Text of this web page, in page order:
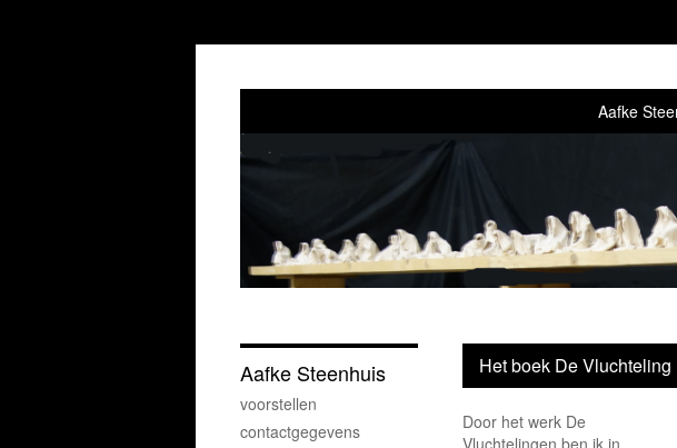
Aafke
Het boek De Vluchteling
Door het werk De
Vluchtelingen ben ik in
Aafke Steenhuis
voorstellen
contactgegevens